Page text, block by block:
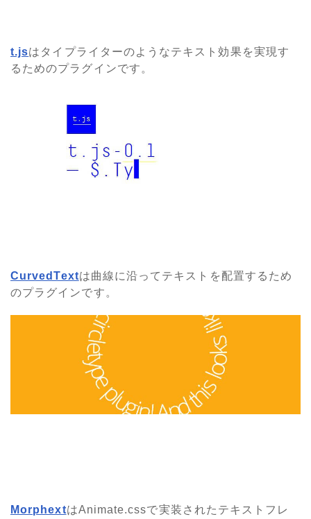
t.jsはタイプライターのようなテキスト効果を実現す
るためのプラグインです。
CurvedTextは曲線に沿ってテキストを配置するため
のプラグインです。
MorphextはAnimate.cssで実装されたテキストフレ